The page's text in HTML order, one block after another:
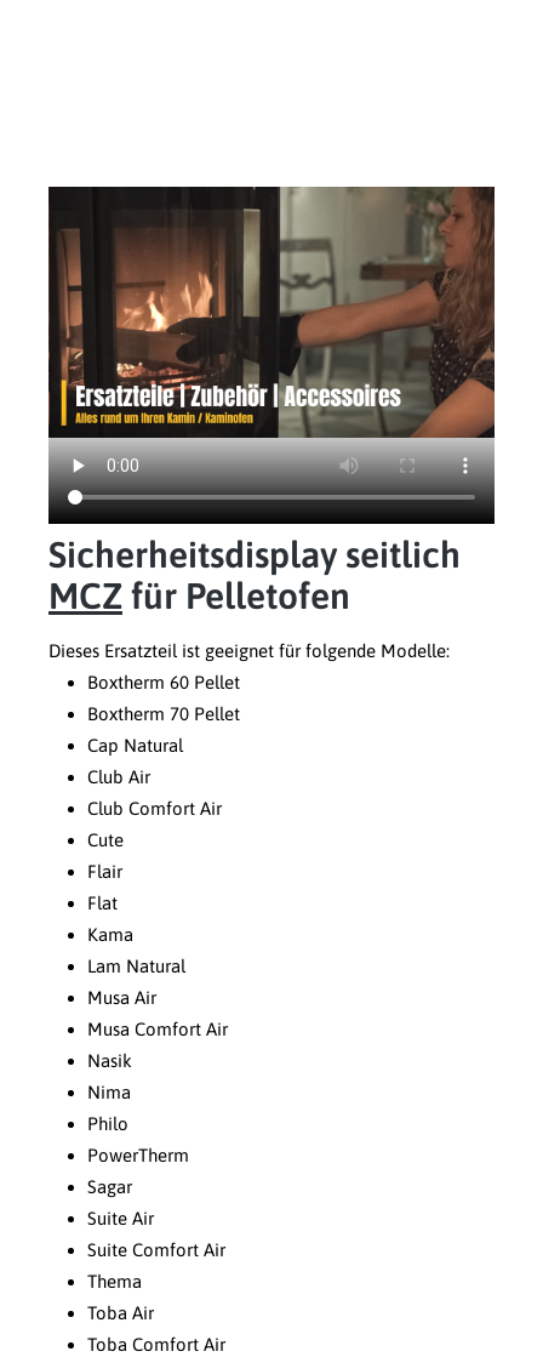
Sicherheitsdisplay seitlich
MCZ für Pelletofen
Dieses Ersatzteil ist geeignet für folgende Modelle:
Boxtherm 60 Pellet
Boxtherm 70 Pellet
Cap Natural
Club Air
Club Comfort Air
Cute
Flair
Flat
Kama
Lam Natural
Musa Air
Musa Comfort Air
Nasik
Nima
Philo
PowerTherm
Sagar
Suite Air
Suite Comfort Air
Thema
Toba Air
Toba Comfort Air